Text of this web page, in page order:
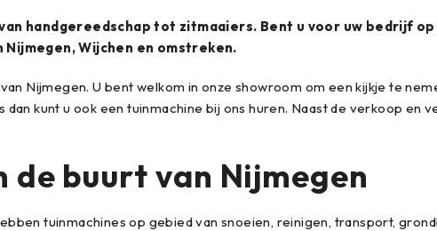
handgereedschap tot zitmaaiers. Bent u voor uw bedrijf
Wijchen en omstreken.
Nijmegen. U bent welkom in onze showroom om een kijkje te
kunt u ook een tuinmachine bij ons huren. Naast de verkoop en
de buurt van Nijmegen
tuinmachines op gebied van snoeien, reinigen, transport,